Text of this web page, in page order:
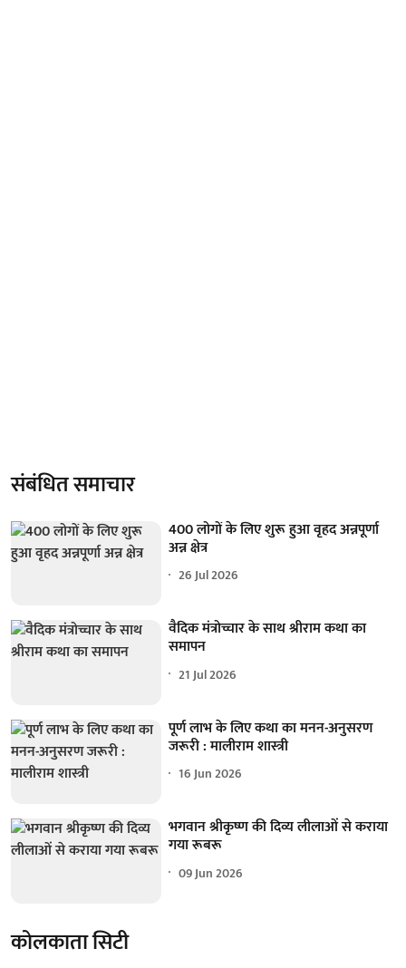
संबंधित समाचार
400 लोगों के लिए शुरू हुआ वृहद अन्नपूर्णा
अन्न क्षेत्र
26 Jul 2026
वैदिक मंत्रोच्चार के साथ श्रीराम कथा का
समापन
21 Jul 2026
पूर्ण लाभ के लिए कथा का मनन-अनुसरण
जरूरी : मालीराम शास्त्री
16 Jun 2026
भगवान श्रीकृष्ण की दिव्य लीलाओं से कराया
गया रूबरू
09 Jun 2026
कोलकाता सिटी